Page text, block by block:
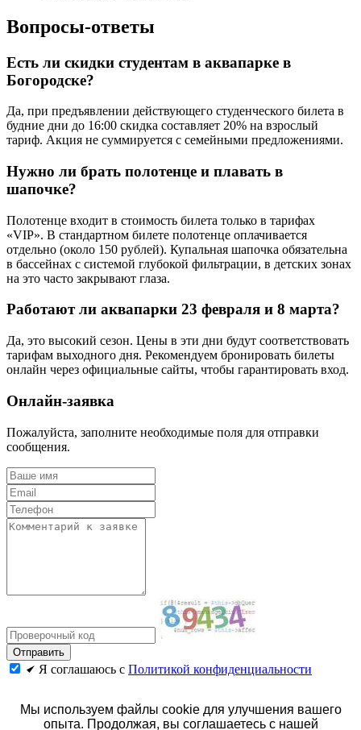
Вопросы-ответы
Есть ли скидки студентам в аквапарке в
Богородске?
Да, при предъявлении действующего студенческого билета в
будние дни до 16:00 скидка составляет 20% на взрослый
тариф. Акция не суммируется с семейными предложениями.
Нужно ли брать полотенце и плавать в
шапочке?
Полотенце входит в стоимость билета только в тарифах
«VIP». В стандартном билете полотенце оплачивается
отдельно (около 150 рублей). Купальная шапочка обязательна
в бассейнах с системой глубокой фильтрации, в детских зонах
на это часто закрывают глаза.
Работают ли аквапарки 23 февраля и 8 марта?
Да, это высокий сезон. Цены в эти дни будут соответствовать
тарифам выходного дня. Рекомендуем бронировать билеты
онлайн через официальные сайты, чтобы гарантировать вход.
Онлайн-заявка
Пожалуйста, заполните необходимые поля для отправки
сообщения.
Я соглашаюсь с Политикой конфиденциальности
© 2026 год. Официальный сайт АЗТИ.
Мы используем файлы cookie для улучшения вашего
опыта. Продолжая, вы соглашаетесь с нашей